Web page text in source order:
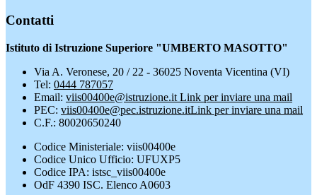
Contatti
Istituto di Istruzione Superiore "UMBERTO MASOTTO"
Via A. Veronese, 20 / 22 - 36025 Noventa Vicentina (VI)
Tel: 0444 787057
Email: viis00400e@istruzione.it Link per inviare una mail
PEC: viis00400e@pec.istruzione.itLink per inviare una mail
C.F.: 80020650240
Codice Ministeriale: viis00400e
Codice Unico Ufficio: UFUXP5
Codice IPA: istsc_viis00400e
OdF 4390 ISC. Elenco A0603